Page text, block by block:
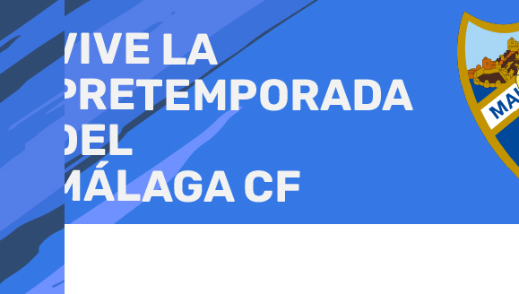
al
contenido